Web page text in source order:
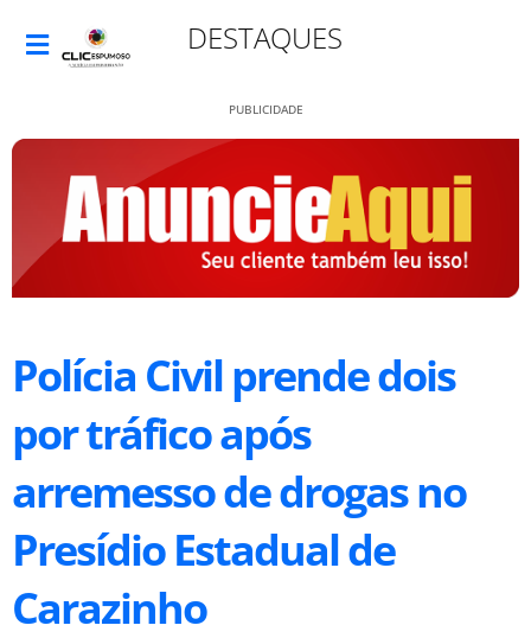
DESTAQUES
PUBLICIDADE
Polícia Civil prende dois
por tráfico após
arremesso de drogas no
Presídio Estadual de
Carazinho